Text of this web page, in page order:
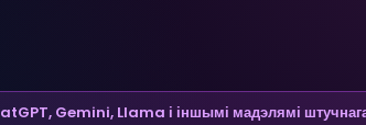
Gemini, Llama і іншымі мадэлямі штучнага